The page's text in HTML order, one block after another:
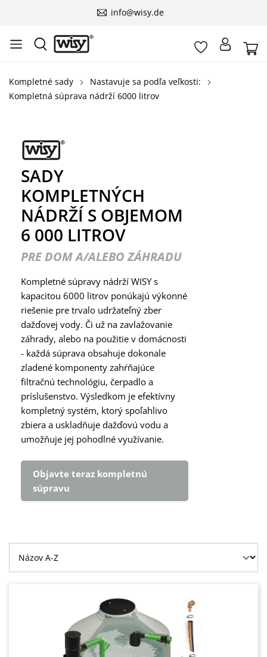
info@wisy.de
Kompletné sady
Nastavuje sa podľa veľkosti:
Kompletná súprava nádrží 6000 litrov
SADY
KOMPLETNÝCH
NÁDRŽÍ S OBJEMOM
6 000 LITROV
PRE DOM A/ALEBO ZÁHRADU
Kompletné súpravy nádrží WISY s
kapacitou 6000 litrov ponúkajú výkonné
riešenie pre trvalo udržateľný zber
dažďovej vody. Či už na zavlažovanie
záhrady, alebo na použitie v domácnosti
- každá súprava obsahuje dokonale
zladené komponenty zahŕňajúce
filtračnú technológiu, čerpadlo a
príslušenstvo. Výsledkom je efektívny
kompletný systém, ktorý spoľahlivo
zbiera a uskladňuje dažďovú vodu a
umožňuje jej pohodlné využívanie.
Objavte teraz kompletnú
súpravu